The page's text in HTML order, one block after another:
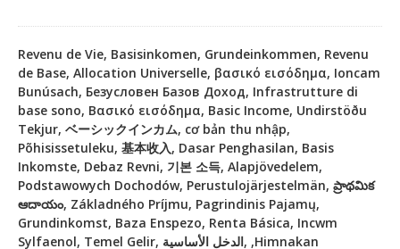
Revenu de Vie, Basisinkomen, Grundeinkommen, Revenu
de Base, Allocation Universelle, βασικό εισόδημα, Ioncam
Bunúsach, Безусловен Базов Доход, Infrastrutture di
base sono, Βασικό εισόδημα, Basic Income, Undirstöðu
Tekjur, ベーシックインカム, cơ bản thu nhập,
Põhisissetuleku, 基本收入, Dasar Penghasilan, Basis
Inkomste, Debaz Revni, 기본 소득, Alapjövedelem,
Podstawowych Dochodów, Perustulojärjestelmän, ప్రాథమిక
ఆదాయం, Základného Príjmu, Pagrindinis Pajamų,
Grundinkomst, Baza Enspezo, Renta Básica, Incwm
Sylfaenol, Temel Gelir, الدخل الأساسية, ,Himnakan